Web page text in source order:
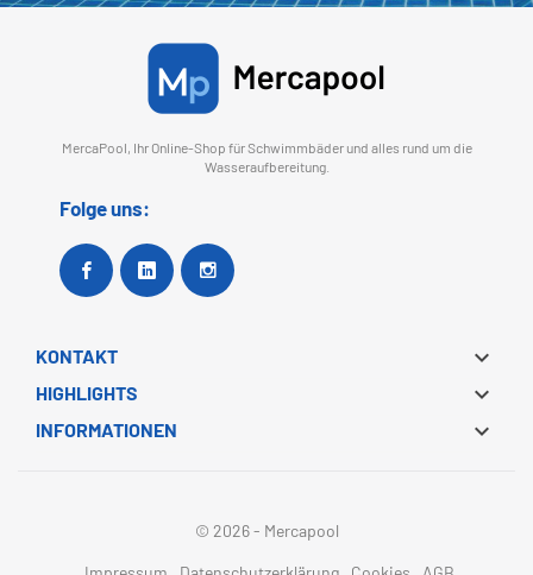
Ihnen personalisierte Mitteilungen unserer Produkte auf dem o.a. Wege zu senden. Sie
jederzeit zu widerrufen. Senden Sie dazu eine E-Mail an
Sie können jederzeit Ihre Datenschutzrechte ausüben, indem Sie eine E-Mail an
senden oder wenden Sie sich schriftlich mit dem Betreff '
MercaPool, Ihr Online-Shop für Schwimmbäder und alles rund um die
Wasseraufbereitung.
Folge uns:
Facebook Google +
KONTAKT 
HIGHLIGHTS 
INFORMATIONEN 
© 2026 - Mercapool